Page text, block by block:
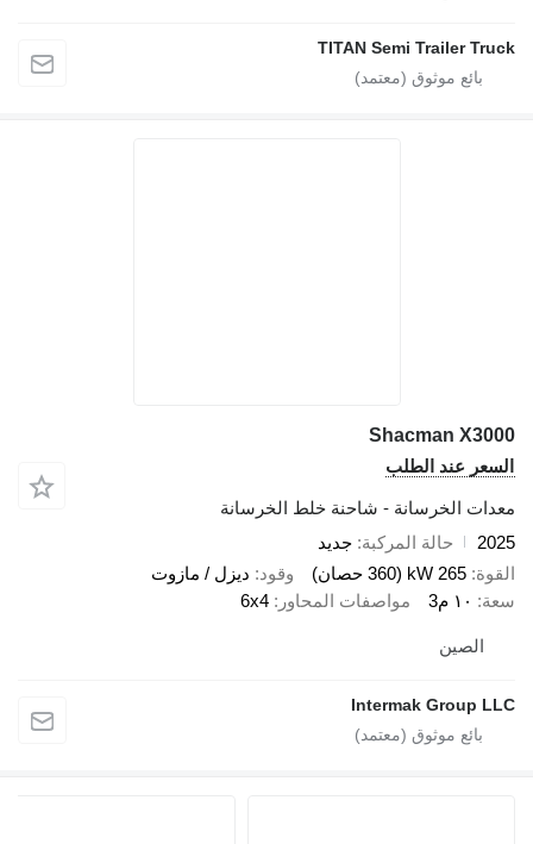
TITAN Semi Trailer Truck
Shacman X3000
السعر عند الطلب
معدات الخرسانة - شاحنة خلط الخرسانة
2025
حالة المركبة جديد
القوة 265 kW (360 حصان) وقود ديزل / مازوت
سعة
١٠ م3 مواصفات المحاور 6x4
الصين
Intermak Group LLC